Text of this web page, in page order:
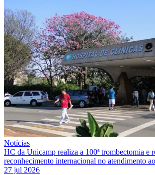
Notícias
HC da Unicamp realiza a 100ª trombectomia e
reconhecimento internacional no atendimento
27 jul 2026